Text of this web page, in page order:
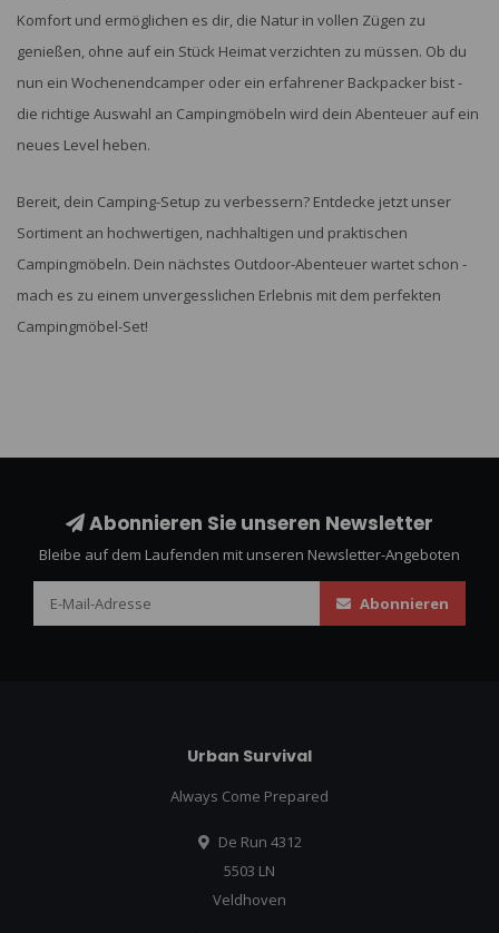
Komfort und ermöglichen es dir, die Natur in vollen Zügen zu
genießen, ohne auf ein Stück Heimat verzichten zu müssen. Ob du
nun ein Wochenendcamper oder ein erfahrener Backpacker bist -
die richtige Auswahl an Campingmöbeln wird dein Abenteuer auf ein
neues Level heben.
Bereit, dein Camping-Setup zu verbessern? Entdecke jetzt unser
Sortiment an hochwertigen, nachhaltigen und praktischen
Campingmöbeln. Dein nächstes Outdoor-Abenteuer wartet schon -
mach es zu einem unvergesslichen Erlebnis mit dem perfekten
Campingmöbel-Set!
Abonnieren Sie unseren Newsletter
Bleibe auf dem Laufenden mit unseren Newsletter-Angeboten
Abonnieren
Urban Survival
Always Come Prepared
De Run 4312
5503 LN
Veldhoven